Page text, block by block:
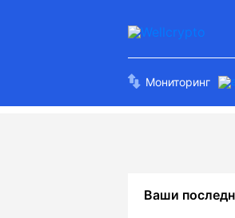
Мониторинг
Ваши